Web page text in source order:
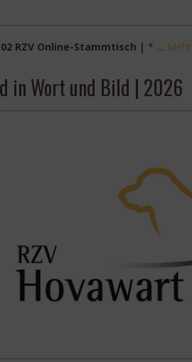
RZV Online-Stammtisch | * … Mehr
in Wort und Bild | 2026